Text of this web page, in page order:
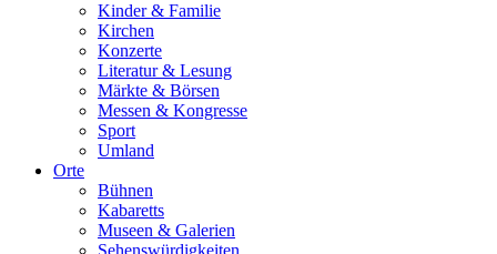
Kinder & Familie
Kirchen
Konzerte
Literatur & Lesung
Märkte & Börsen
Messen & Kongresse
Sport
Umland
Orte
Bühnen
Kabaretts
Museen & Galerien
Sehenswürdigkeiten